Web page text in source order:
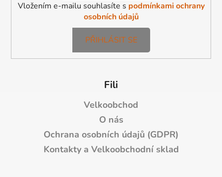
Vložením e-mailu souhlasíte s podmínkami ochrany
osobních údajů
PŘIHLÁSIT SE
Fili
Velkoobchod
O nás
Ochrana osobních údajů (GDPR)
Kontakty a Velkoobchodní sklad